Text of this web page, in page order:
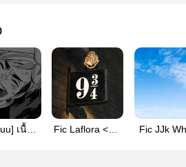
เนื้อคู่
Fic Laflora <AU
Fic JJk